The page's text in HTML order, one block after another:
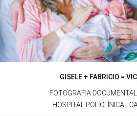
GISELE + FABRICIO =
FOTOGRAFIA
HOSPITAL POLICLÍNICA -